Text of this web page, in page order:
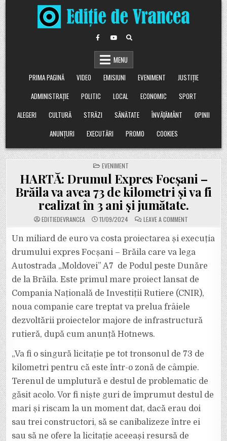
Skip
to
content
MENU
PRIMA PAGINĂ
VIDEO EMISIUNI EVENIMENT
JUSTIȚIE
ADMINISTRAȚIE
POLITIC LOCAL ECONOMIC
SPORT
ALEGERI
CULTURĂ STRĂZI SĂNĂTATE ÎNVĂȚĂMÂNT
OPINII
ANUNȚURI
EXECUTĂRI PROMO COOKIES
POSTED
IN
EVENIMENT
HARTĂ: Drumul Expres Focșani –
Brăila va avea 73 de kilometri și va fi
realizat în 3 ani și jumătate.
EDITIEDEVRANCEA 11/09/2024 LEAVE A COMMENT
HARTĂ:
EXPRES
FOCȘANI
–
BRĂILA
AVEA
DE
ȘI
VA
FI
REALIZAT
3
Un miliard de euro va costa proiectarea și execuția
drumului expres Focșani – Brăila care va lega
Autostrada „Moldovei” A7 de Podul peste Dunăre
de la Brăila. Este primul mare proiect lansat de
Compania Națională de Investiții Rutiere (CNIR),
noua companie care treptat va prelua frâiele
dezvoltării proiectelor majore de infrastructură
rutieră, după cum anunță Hotnews.
„Va fi o singură licitație pe tot tronsonul de 73 de
kilometri pentru că este într-o zonă de câmpie.
Terenul de umplutură e destul de problematic de
găsit acolo. Vor fi niște guri de împrumut destul de
mari și riscam la un moment dat, dacă erau doi
sau trei constructori, să se canibalizeze între ei
sau să ne ofere la licitație aceeași resursă de